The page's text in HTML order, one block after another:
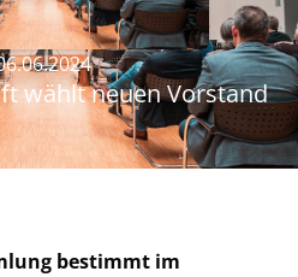
wählt neuen Vorstand
bestimmt im